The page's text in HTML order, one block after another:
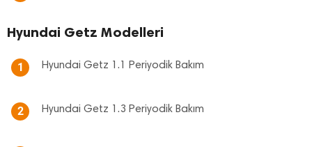
Hyundai Getz Modelleri
1 Hyundai Getz 1.1 Periyodik Bakım
2 Hyundai Getz 1.3 Periyodik Bakım